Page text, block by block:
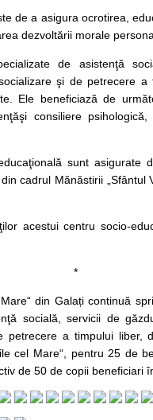
de a asigura ocrotirea,
dezvoltării morale
de asistenţă
şi de petrecere
Ele beneficiază de
consiliere
sunt asigurate
cadrul Mănăstirii „Sfântul
acestui centru socio-
*
din Galați continuă
socială, servicii de
a timpului liber,
cel Mare“, pentru 25 de
de 50 de copii beneficiari